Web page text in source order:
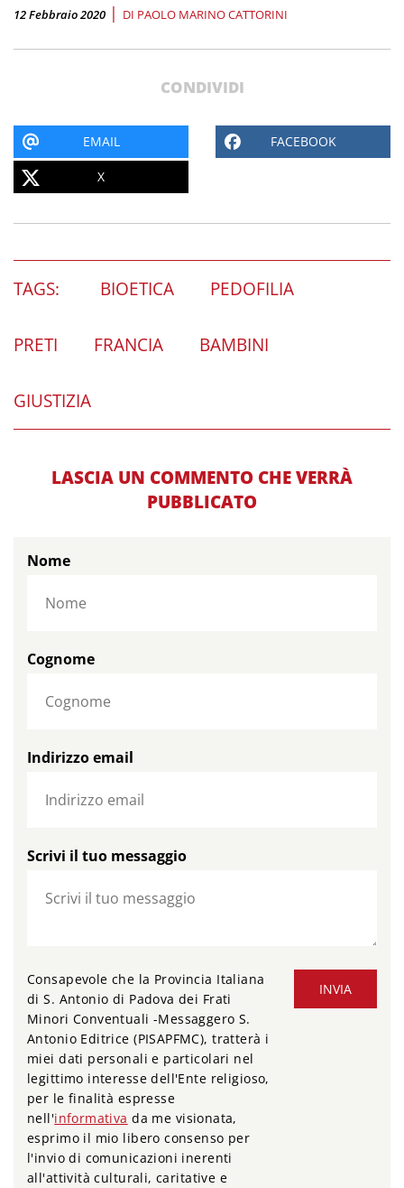
12 Febbraio 2020 | DI PAOLO MARINO CATTORINI
CONDIVIDI
EMAIL FACEBOOK
X
TAGS: BIOETICA PEDOFILIA
PRETI FRANCIA BAMBINI
GIUSTIZIA
LASCIA UN COMMENTO CHE VERRÀ
PUBBLICATO
Nome
Cognome
Indirizzo email
Scrivi il tuo messaggio
INVIA
Consapevole che la Provincia Italiana
di S. Antonio di Padova dei Frati
Minori Conventuali -Messaggero S.
Antonio Editrice (PISAPFMC), tratterà i
miei dati personali e particolari nel
legittimo interesse dell'Ente religioso,
per le finalità espresse
nell'informativa da me visionata,
esprimo il mio libero consenso per
l'invio di comunicazioni inerenti
all'attività culturali, caritative e